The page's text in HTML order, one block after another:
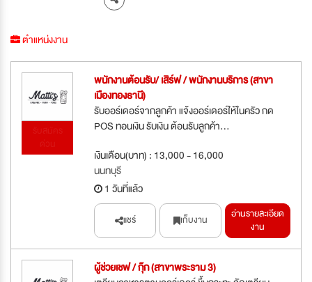
ตำแหน่งงาน
พนักงานต้อนรับ/ เสิร์ฟ / พนักงานบริการ (สาขา
เมืองทองธานี)
รับออร์เดอร์จากลูกค้า แจ้งออร์เดอร์ให้ในครัว กด
POS ทอนเงิน รับเงิน ต้อนรับลูกค้า...
เงินเดือน(บาท) : 13,000 - 16,000
นนทบุรี
1 วันที่แล้ว
แชร์ เก็บงาน
อ่านรายละเอียด
งาน
ผู้ช่วยเชฟ / กุ๊ก (สาขาพระราม 3)